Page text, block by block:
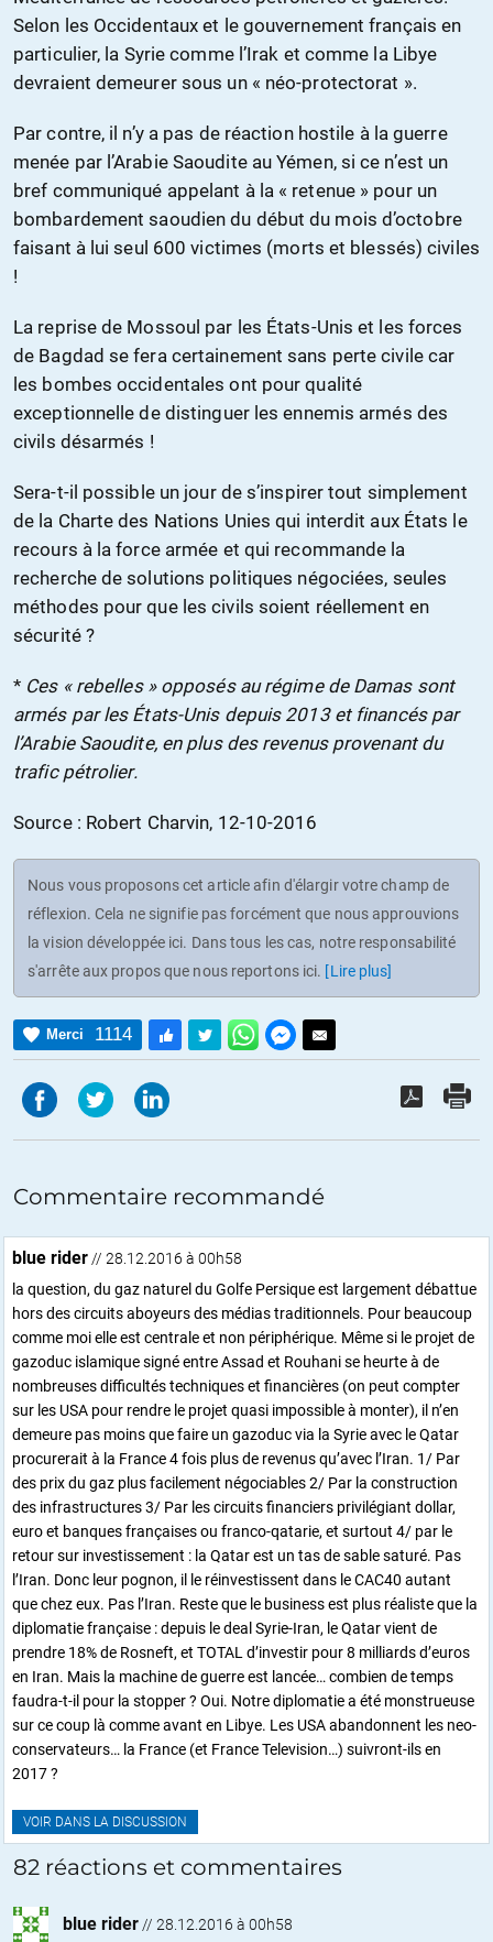
Selon les Occidentaux et le gouvernement français en
particulier, la Syrie comme l’Irak et comme la Libye
devraient demeurer sous un « néo-protectorat ».
Par contre, il n’y a pas de réaction hostile à la guerre
menée par l’Arabie Saoudite au Yémen, si ce n’est un
bref communiqué appelant à la « retenue » pour un
bombardement saoudien du début du mois d’octobre
faisant à lui seul 600 victimes (morts et blessés) civiles
!
La reprise de Mossoul par les États-Unis et les forces
de Bagdad se fera certainement sans perte civile car
les bombes occidentales ont pour qualité
exceptionnelle de distinguer les ennemis armés des
civils désarmés !
Sera-t-il possible un jour de s’inspirer tout simplement
de la Charte des Nations Unies qui interdit aux États le
recours à la force armée et qui recommande la
recherche de solutions politiques négociées, seules
méthodes pour que les civils soient réellement en
sécurité ?
* Ces « rebelles » opposés au régime de Damas sont
armés par les États-Unis depuis 2013 et financés par
l’Arabie Saoudite, en plus des revenus provenant du
trafic pétrolier.
Source : Robert Charvin, 12-10-2016
Nous vous proposons cet article afin d'élargir votre champ de
réflexion. Cela ne signifie pas forcément que nous approuvions
la vision développée ici. Dans tous les cas, notre responsabilité
s'arrête aux propos que nous reportons ici. [Lire plus]
Merci 1114
Commentaire recommandé
blue rider// 28.12.2016 à 00h58
la question, du gaz naturel du Golfe Persique est largement débattue
hors des circuits aboyeurs des médias traditionnels. Pour beaucoup
comme moi elle est centrale et non périphérique. Même si le projet de
gazoduc islamique signé entre Assad et Rouhani se heurte à de
nombreuses difficultés techniques et financières (on peut compter
sur les USA pour rendre le projet quasi impossible à monter), il n’en
demeure pas moins que faire un gazoduc via la Syrie avec le Qatar
procurerait à la France 4 fois plus de revenus qu’avec l’Iran. 1/ Par
des prix du gaz plus facilement négociables 2/ Par la construction
des infrastructures 3/ Par les circuits financiers privilégiant dollar,
euro et banques françaises ou franco-qatarie, et surtout 4/ par le
retour sur investissement : la Qatar est un tas de sable saturé. Pas
l’Iran. Donc leur pognon, il le réinvestissent dans le CAC40 autant
que chez eux. Pas l’Iran. Reste que le business est plus réaliste que la
diplomatie française : depuis le deal Syrie-Iran, le Qatar vient de
prendre 18% de Rosneft, et TOTAL d’investir pour 8 milliards d’euros
en Iran. Mais la machine de guerre est lancée… combien de temps
faudra-t-il pour la stopper ? Oui. Notre diplomatie a été monstrueuse
sur ce coup là comme avant en Libye. Les USA abandonnent les neo-
conservateurs… la France (et France Television…) suivront-ils en
2017 ?
VOIR DANS LA DISCUSSION
82 réactions et commentaires
blue rider// 28.12.2016 à 00h58